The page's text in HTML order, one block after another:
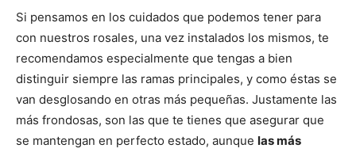
Si pensamos en los cuidados que podemos tener para
con nuestros rosales, una vez instalados los mismos, te
recomendamos especialmente que tengas a bien
distinguir siempre las ramas principales, y como éstas se
van desglosando en otras más pequeñas. Justamente las
más frondosas, son las que te tienes que asegurar que
se mantengan en perfecto estado, aunque las más